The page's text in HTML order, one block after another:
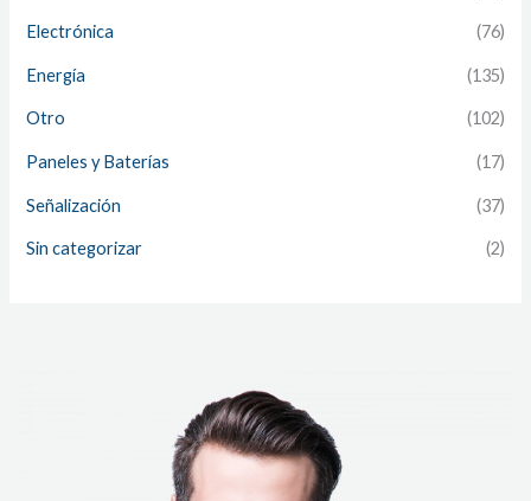
Electrónica (76)
Energía (135)
Otro (102)
Paneles y Baterías (17)
Señalización (37)
Sin categorizar (2)